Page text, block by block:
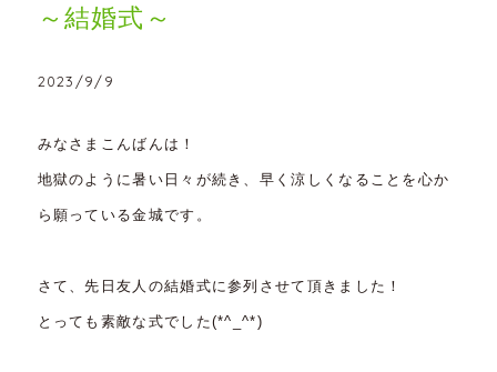
～結婚式～
2023/9/9
みなさまこんばんは！
地獄のように暑い日々が続き、早く涼しくなることを心か
ら願っている金城です。
さて、先日友人の結婚式に参列させて頂きました！
とっても素敵な式でした(*^_^*)